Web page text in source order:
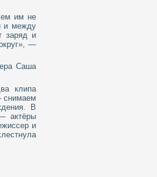
им не
и между
заряд и
—
Саша
клипа
снимаем
В
актёры
и